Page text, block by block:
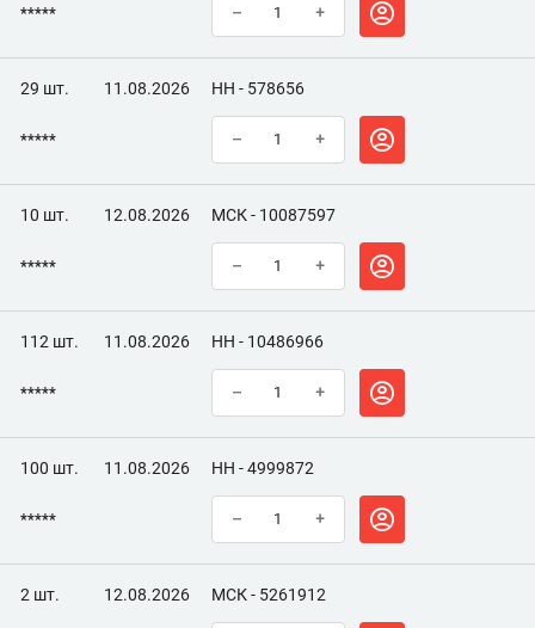
***** – +
29 шт. 11.08.2026 НН - 578656
***** – +
10 шт. 12.08.2026 МСК - 10087597
***** – +
112 шт. 11.08.2026 НН - 10486966
***** – +
100 шт. 11.08.2026 НН - 4999872
***** – +
2 шт. 12.08.2026 МСК - 5261912